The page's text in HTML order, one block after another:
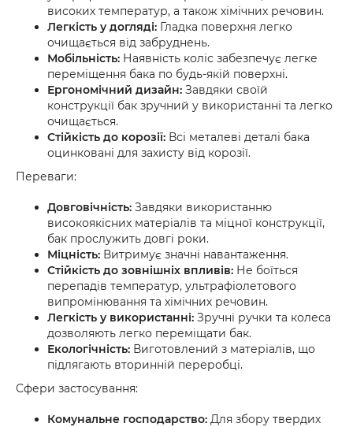
високих температур, а також хімічних речовин.
Легкість у догляді: Гладка поверхня легко
очищається від забруднень.
Мобільність: Наявність коліс забезпечує легке
переміщення бака по будь-якій поверхні.
Ергономічний дизайн: Завдяки своїй
конструкції бак зручний у використанні та легко
очищається.
Стійкість до корозії: Всі металеві деталі бака
оцинковані для захисту від корозії.
Переваги:
Довговічність: Завдяки використанню
високоякісних матеріалів та міцної конструкції,
бак прослужить довгі роки.
Міцність: Витримує значні навантаження.
Стійкість до зовнішніх впливів: Не боїться
перепадів температур, ультрафіолетового
випромінювання та хімічних речовин.
Легкість у використанні: Зручні ручки та колеса
дозволяють легко переміщати бак.
Екологічність: Виготовлений з матеріалів, що
підлягають вторинній переробці.
Сфери застосування:
Комунальне господарство: Для збору твердих